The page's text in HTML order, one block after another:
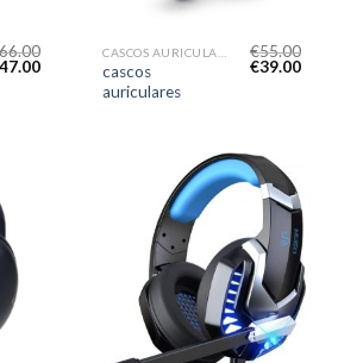
cascos
auriculares
€55.00
€39.00